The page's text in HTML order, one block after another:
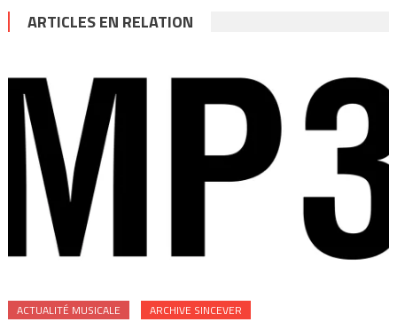
ARTICLES EN RELATION
ACTUALITÉ MUSICALE ARCHIVE SINCEVER